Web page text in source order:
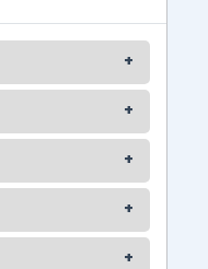
+
+
+
+
+